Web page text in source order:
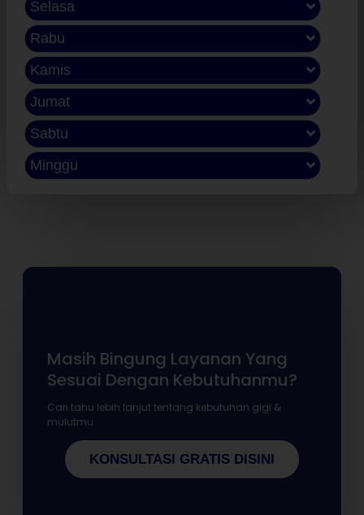
Selasa
Rabu
Kamis
Jumat
Sabtu
Minggu
Masih Bingung Layanan Yang
Sesuai Dengan Kebutuhanmu?
Cari tahu lebih lanjut tentang kebutuhan gigi &
mulutmu.
KONSULTASI GRATIS DISINI